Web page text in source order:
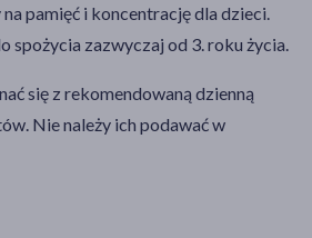
pamięć i koncentrację dla dzieci.
spożycia zazwyczaj od 3. roku życia.
się z rekomendowaną dzienną
Nie należy ich podawać w